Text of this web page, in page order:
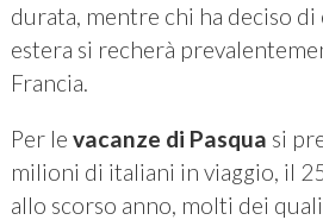
durata, mentre chi ha deciso
estera si recherà
Francia.
Per le vacanze di Pasqua si
milioni di italiani in viaggio, il
allo scorso anno, molti dei